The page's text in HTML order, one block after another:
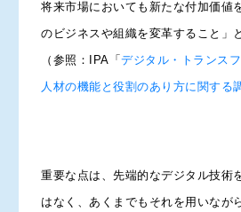
将来市場においても新たな付加価値
のビジネスや組織を変革すること」
（参照：IPA「デジタル・トランス
人材の機能と役割のあり方に関する
重要な点は、先端的なデジタル技術
はなく、あくまでもそれを用いなが